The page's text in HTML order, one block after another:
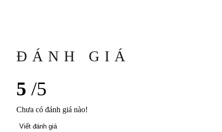
ĐÁNH GIÁ
5 /5
Chưa có đánh giá nào!
Viết đánh giá